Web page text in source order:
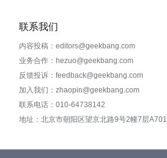
联系我们
内容投稿：editors@geekbang.com
业务合作：hezuo@geekbang.com
反馈投诉：feedback@geekbang.com
加入我们：zhaopin@geekbang.com
联系电话：010-64738142
地址：北京市朝阳区望京北路9号2幢7层A701